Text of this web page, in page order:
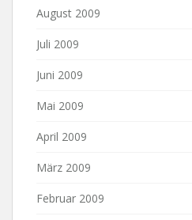
August 2009
Juli 2009
Juni 2009
Mai 2009
April 2009
März 2009
Februar 2009